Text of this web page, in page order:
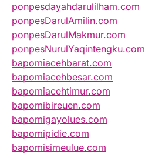
ponpesdayahdarulilham.com
ponpesDarulAmilin.com
ponpesDarulMakmur.com
ponpesNurulYaqintengku.com
bapomiacehbarat.com
bapomiacehbesar.com
bapomiacehtimur.com
bapomibireuen.com
bapomigayolues.com
bapomipidie.com
bapomisimeulue.com